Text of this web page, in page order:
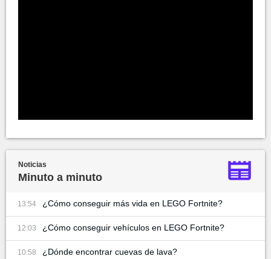
Noticias
Minuto a minuto
13:54 ¿Cómo conseguir más vida en LEGO Fortnite?
12:03 ¿Cómo conseguir vehículos en LEGO Fortnite?
10:58 ¿Dónde encontrar cuevas de lava?